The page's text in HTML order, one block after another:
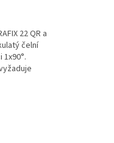
22 QR a
čelní